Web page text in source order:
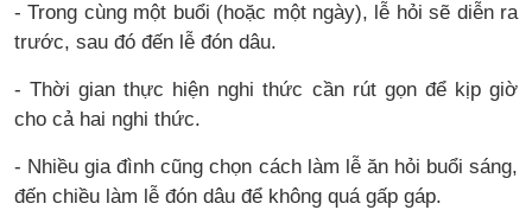
- Trong cùng một buổi (hoặc một ngày), lễ hỏi sẽ diễn ra
trước, sau đó đến lễ đón dâu.
- Thời gian thực hiện nghi thức cần rút gọn để kịp giờ
cho cả hai nghi thức.
- Nhiều gia đình cũng chọn cách làm lễ ăn hỏi buổi sáng,
đến chiều làm lễ đón dâu để không quá gấp gáp.